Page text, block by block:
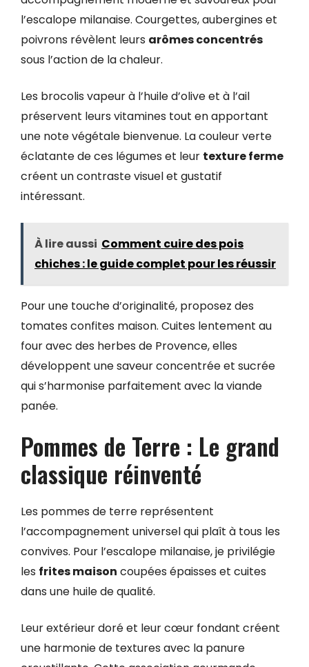
l’escalope milanaise. Courgettes, aubergines et
poivrons révèlent leurs arômes concentrés
sous l’action de la chaleur.
Les brocolis vapeur à l’huile d’olive et à l’ail
préservent leurs vitamines tout en apportant
une note végétale bienvenue. La couleur verte
éclatante de ces légumes et leur texture ferme
créent un contraste visuel et gustatif
intéressant.
À lire aussi Comment cuire des pois
chiches : le guide complet pour les réussir
Pour une touche d’originalité, proposez des
tomates confites maison. Cuites lentement au
four avec des herbes de Provence, elles
développent une saveur concentrée et sucrée
qui s’harmonise parfaitement avec la viande
panée.
Pommes de Terre : Le grand
classique réinventé
Les pommes de terre représentent
l’accompagnement universel qui plaît à tous les
convives. Pour l’escalope milanaise, je privilégie
les frites maison coupées épaisses et cuites
dans une huile de qualité.
Leur extérieur doré et leur cœur fondant créent
une harmonie de textures avec la panure